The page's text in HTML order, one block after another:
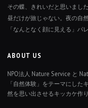
その蝶、きれいだと思いまし
昼だけが旅じゃない。夜の自
「なんとなく顔に見える」パ
ABOUT US
NPO法人 Nature Service と
「自然体験」をテーマにした
然を思い出させるキッカケ作